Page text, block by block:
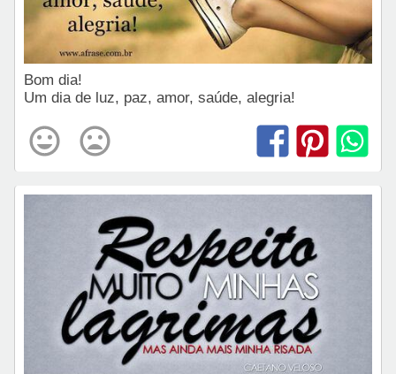
Bom dia!
Um dia de luz, paz, amor, saúde, alegria!